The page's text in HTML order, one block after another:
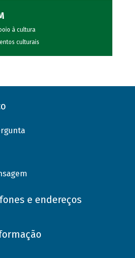
à cultura
culturais
e endereços